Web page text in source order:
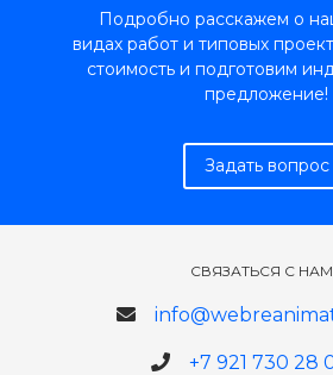
Подробно расскажем о
видах работ и типовых
стоимость и подготовим
предложение!
Задать вопрос
СВЯЗАТЬСЯ С
+7 921 730 28